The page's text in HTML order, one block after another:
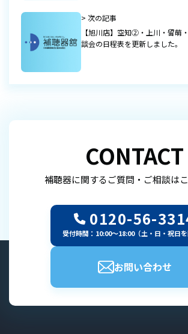
> 次の記事
【旭川店】空知②・上川・留
談会の日程表を更新しました。
CONTACT
補聴器に関するご質問・ご相談は
0120-56-
受付時間：10:00～18:00（土・日・祝日を
お問い合わせ